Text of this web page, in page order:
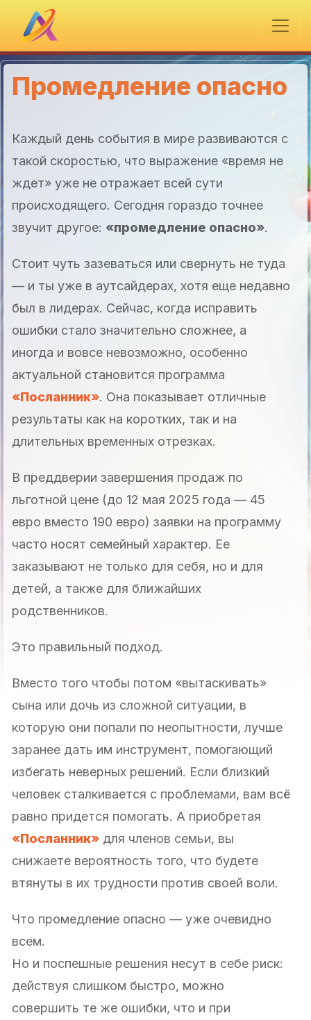
Промедление опасно
Каждый день события в мире развиваются с
такой скоростью, что выражение «время не
ждет» уже не отражает всей сути
происходящего. Сегодня гораздо точнее
звучит другое: «промедление опасно».
Стоит чуть зазеваться или свернуть не туда
— и ты уже в аутсайдерах, хотя еще недавно
был в лидерах. Сейчас, когда исправить
ошибки стало значительно сложнее, а
иногда и вовсе невозможно, особенно
актуальной становится программа
«Посланник». Она показывает отличные
результаты как на коротких, так и на
длительных временных отрезках.
В преддверии завершения продаж по
льготной цене (до 12 мая 2025 года — 45
евро вместо 190 евро) заявки на программу
часто носят семейный характер. Ее
заказывают не только для себя, но и для
детей, а также для ближайших
родственников.
Это правильный подход.
Вместо того чтобы потом «вытаскивать»
сына или дочь из сложной ситуации, в
которую они попали по неопытности, лучше
заранее дать им инструмент, помогающий
избегать неверных решений. Если близкий
человек сталкивается с проблемами, вам всё
равно придется помогать. А приобретая
«Посланник» для членов семьи, вы
снижаете вероятность того, что будете
втянуты в их трудности против своей воли.
Что промедление опасно — уже очевидно
всем.
Но и поспешные решения несут в себе риск:
действуя слишком быстро, можно
совершить те же ошибки, что и при